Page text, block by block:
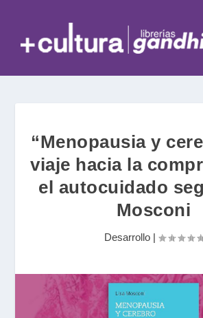
“Menopausia y
viaje hacia la
el autocuidado
Mosconi
Desarrollo|